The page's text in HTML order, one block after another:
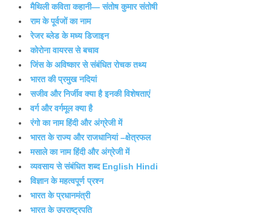
मैथिली कविता कहानी— संतोष कुमार संतोषी
राम के पूर्वजों का नाम
रेजर ब्लेड के मध्य डिजाइन
कोरोना वायरस से बचाव
जिंस के अविष्कार से संबंधित रोचक तथ्य
भारत की प्रमुख नदियां
सजीव और निर्जीव क्या है इनकी विशेषताएं
वर्ग और वर्गमूल क्या है
रंगो का नाम हिंदी और अंग्रेजी में
भारत के राज्य और राजधानियां –क्षेत्रफल
मसाले का नाम हिंदी और अंग्रेजी में
व्यवसाय से संबंधित शब्द English Hindi
विज्ञान के महत्वपूर्ण प्रश्न
भारत के प्रधानमंत्री
भारत के उपराष्ट्रपति